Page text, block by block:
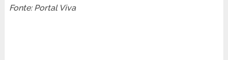
Fonte: Portal Viva